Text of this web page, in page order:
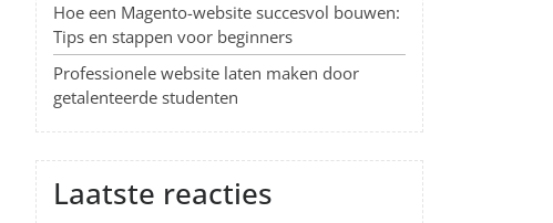
Hoe een Magento-website succesvol bouwen:
Tips en stappen voor beginners
Professionele website laten maken door
getalenteerde studenten
Laatste reacties